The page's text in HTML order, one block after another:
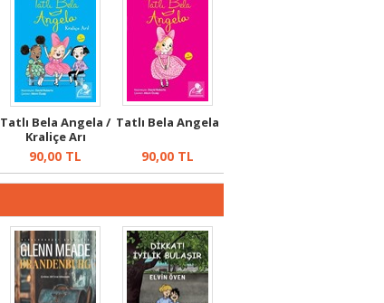
Tatlı Bela Angela /
Kraliçe Arı
90,00 TL
Tatlı Bela Angela
90,00 TL